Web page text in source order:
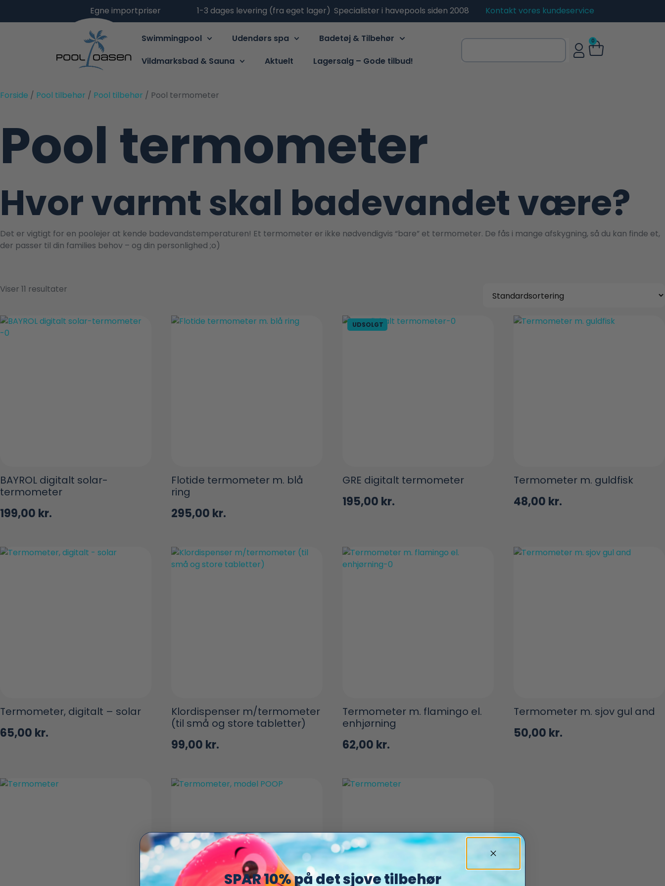
Egne importpriser 1-3 dages levering (fra eget lager) Specialister i havepools siden 2008 Kontakt vores kundeservice
Swimmingpool Udendørs spa
Badetøj & Tilbehør
Vildmarksbad & Sauna
Aktuelt Lagersalg – Gode tilbud!
0
Forside / Pool tilbehør / Pool tilbehør / Pool termometer
Pool termometer
Hvor varmt skal badevandet være?
Det er vigtigt for en poolejer at kende badevandstemperaturen! Et termometer er ikke nødvendigvis “bare” et termometer. De fås i mange afskygning, så du kan finde et,
der passer til din families behov – og din personlighed ;o)
Viser 11 resultater
BAYROL digitalt solar-
termometer
199,00 kr.
Flotide termometer m. blå
ring
295,00 kr.
UDSOLGT
GRE digitalt termometer
195,00 kr.
Termometer m. guldfisk
48,00 kr.
Termometer, digitalt – solar
65,00 kr.
Klordispenser m/termometer
(til små og store tabletter)
99,00 kr.
Termometer m. flamingo el.
enhjørning
62,00 kr.
Termometer m. sjov gul and
50,00 kr.
SPAR 10% på det sjove tilbehør